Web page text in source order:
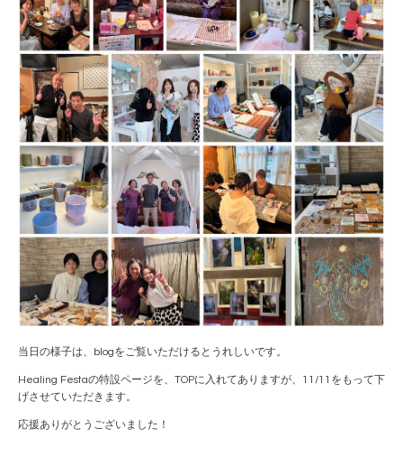
当日の様子は、blogをご覧いただけるとうれしいです。
Healing Festaの特設ページを、TOPに入れてありますが、11/11をもって下
げさせていただきます。
応援ありがとうございました！